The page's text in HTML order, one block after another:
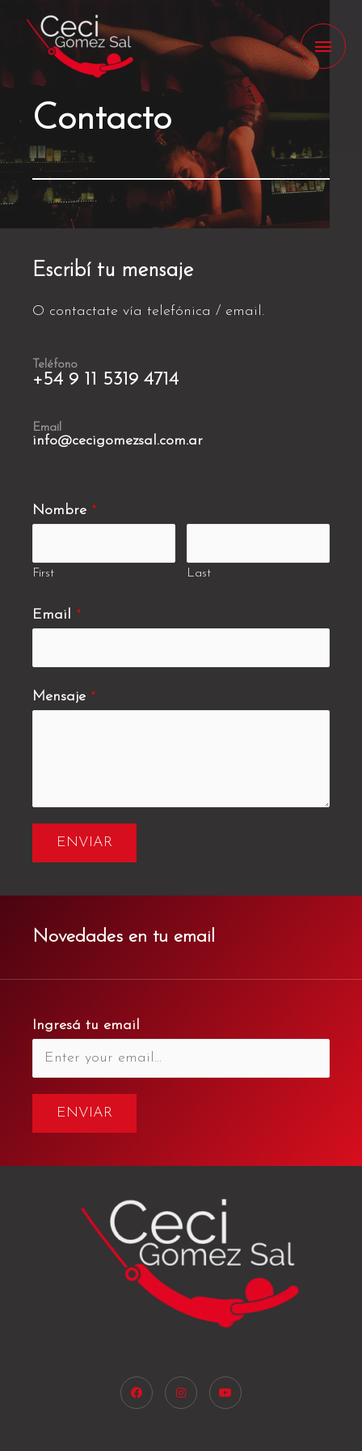
Contacto
Escribí tu mensaje
O contactate vía telefónica / email.
Teléfono
+54 9 11 5319 4714
Email
info@cecigomezsal.com.ar
Nombre *
First Last
Email *
Mensaje *
ENVIAR
Novedades en tu email
Ingresá tu email
ENVIAR